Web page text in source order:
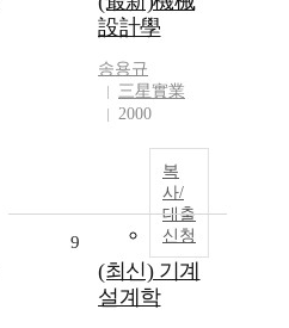
設計學
송용규
三星實業
2000
복
사/
대출
신청
9
(최신) 기계
설계학